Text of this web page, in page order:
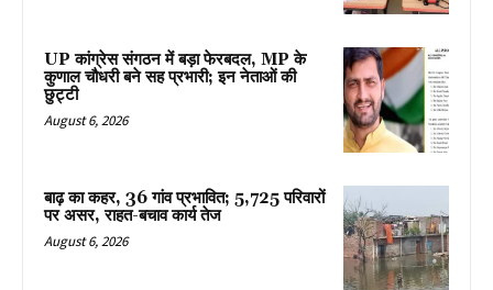
UP कांग्रेस संगठन में बड़ा फेरबदल, MP के
कुणाल चौधरी बने सह प्रभारी; इन नेताओं की
छुट्टी
August 6, 2026
बाढ़ का कहर, 36 गांव प्रभावित; 5,725 परिवारों
पर असर, राहत-बचाव कार्य तेज
August 6, 2026